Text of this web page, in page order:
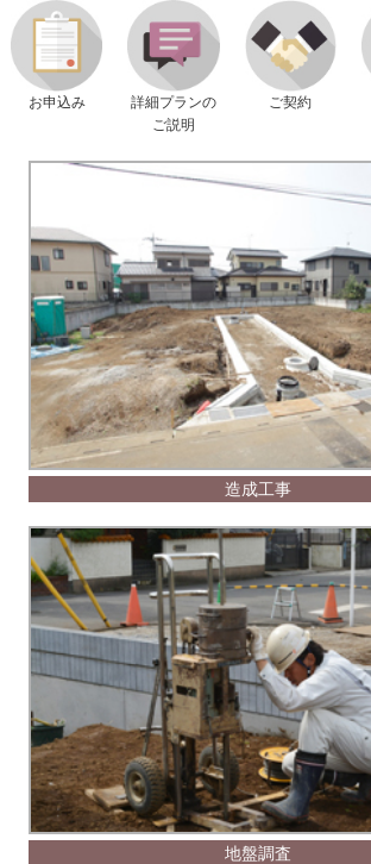
お申込み
詳細プランの
ご説明
ご契約
造成工事
地盤調査